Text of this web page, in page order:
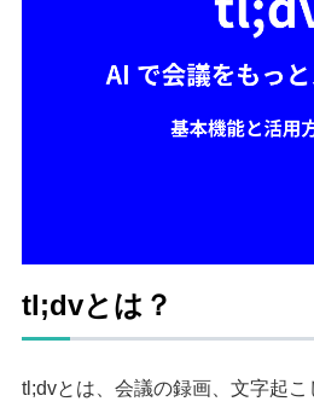
tl;dvとは？
tl;dvとは、会議の録画、文字起こ